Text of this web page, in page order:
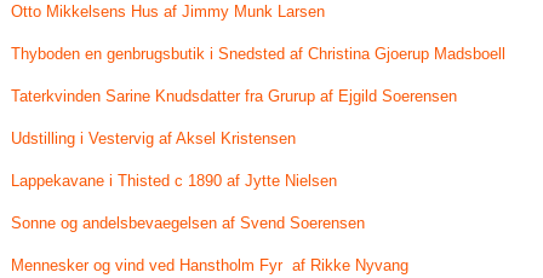
Otto Mikkelsens Hus af Jimmy Munk Larsen
Thyboden en genbrugsbutik i Snedsted af Christina Gjoerup Madsboell
Taterkvinden Sarine Knudsdatter fra Grurup af Ejgild Soerensen
Udstilling i Vestervig af Aksel Kristensen
Lappekavane i Thisted c 1890 af Jytte Nielsen
Sonne og andelsbevaegelsen af Svend Soerensen
Mennesker og vind ved Hanstholm Fyr af Rikke Nyvang